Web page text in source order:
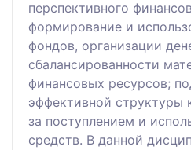
перспективного
формирование и
фондов, организации
сбалансированности
финансовых ресурсов;
эффективной структуры
за поступлением и
средств. В данной